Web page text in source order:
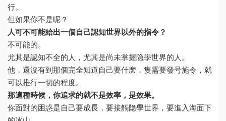
行。
但如果你不是呢？
人可不可能給出一個自己認知世界以外的指令？
不可能的。
尤其是認知不全的人，尤其是尚未掌握隐學世界的人。
他，還沒有到那個完全知道自己要什麽，隻需要發号施令，就
可以推行一切的程度。
那這種時候，你追求的就不是效率，是效果。
你面對的困惑是自己要成長，要接觸隐學世界，要進入海面下